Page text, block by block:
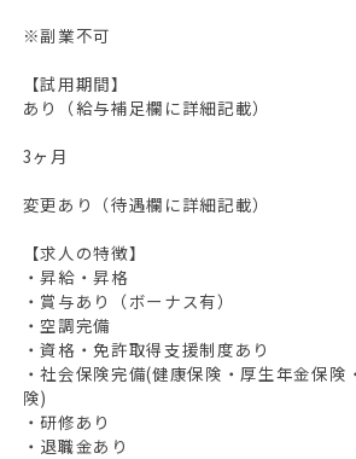
※副業不可
【試用期間】
あり（給与補足欄に詳細記載）
3ヶ月
変更あり（待遇欄に詳細記載）
【求人の特徴】
・昇給・昇格
・賞与あり（ボーナス有）
・空調完備
・資格・免許取得支援制度あり
・社会保険完備(健康保険・厚生年金保険
険)
・研修あり
・退職金あり